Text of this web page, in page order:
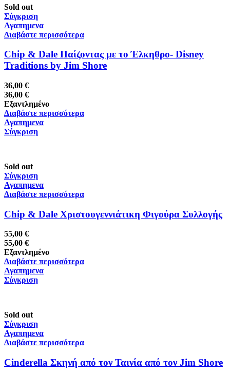
Sold out
Σύγκριση
Αγαπημενα
Διαβάστε περισσότερα
Chip & Dale Παίζοντας με το Έλκηθρο- Disney
Traditions by Jim Shore
36,00 €
36,00 €
Εξαντλημένο
Διαβάστε περισσότερα
Αγαπημενα
Σύγκριση
Sold out
Σύγκριση
Αγαπημενα
Διαβάστε περισσότερα
Chip & Dale Χριστουγεννιάτικη Φιγούρα Συλλογής
55,00 €
55,00 €
Εξαντλημένο
Διαβάστε περισσότερα
Αγαπημενα
Σύγκριση
Sold out
Σύγκριση
Αγαπημενα
Διαβάστε περισσότερα
Cinderella Σκηνή από τον Ταινία από τον Jim Shore